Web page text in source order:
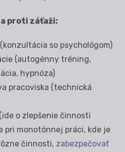
proti záťaži:
so psychológom)
(autogénny tréning,
hypnóza)
pracoviska (technická
o zlepšenie činnosti
pri monotónnej práci, kde je
činnosti, zabezpečovať